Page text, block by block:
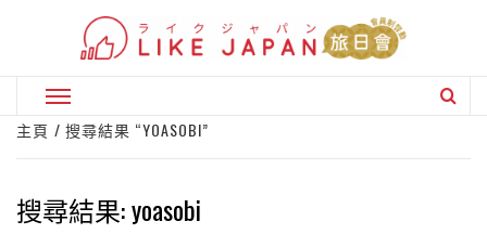
Primary
Menu
主頁 搜尋結果 “YOASOBI”
搜尋結果:yoasobi